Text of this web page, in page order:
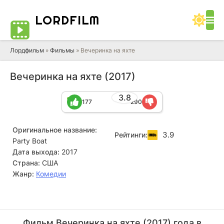
LORDFILM
Лордфильм » Фильмы » Вечеринка на яхте
Вечеринка на яхте (2017)
3.8
177 290
Оригинальное название:
Party Boat
Дата выхода: 2017
Страна: США
Жанр: Комедии
Рейтинги: 3.9